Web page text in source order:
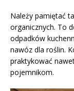
Należy pamiętać
organicznych. To
odpadków
nawóz dla roślin.
praktykować
pojemnikom.